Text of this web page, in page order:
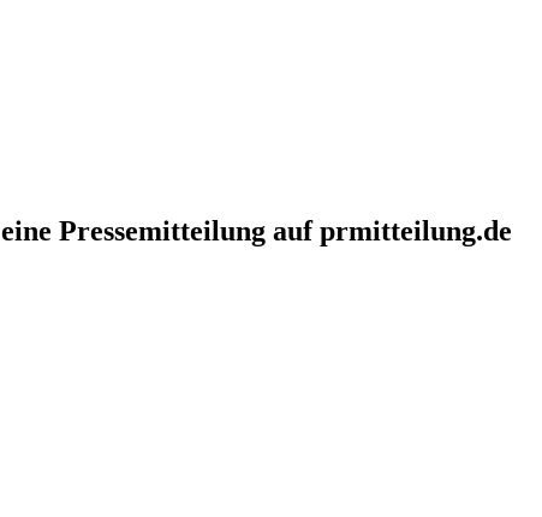
Pressemitteilung auf prmitteilung.de